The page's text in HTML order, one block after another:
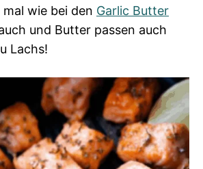
wie bei den Garlic Butter
und Butter passen auch
Lachs!